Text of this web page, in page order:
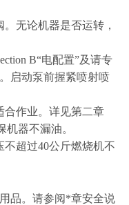
无论机器是否运转，
B“电配置”及请专
启动泵前握紧喷射喷
合作业。详见第二章
机器不漏油。
不超过40公斤燃烧机不
品。请参阅*章安全说